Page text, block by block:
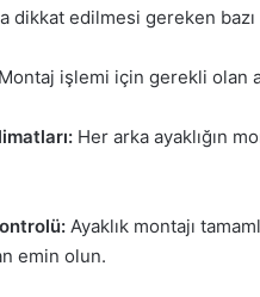
dikkat edilmesi gereken
Montaj işlemi için gerekli olan
Her arka ayaklığın
Ayaklık montajı
emin olun.